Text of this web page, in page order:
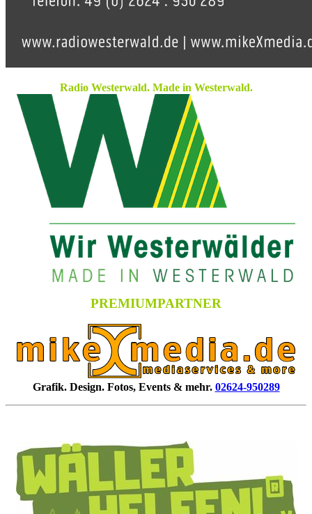
Radio Westerwald. Made in Westerwald.
PREMIUMPARTNER
Grafik. Design. Fotos, Events & mehr. 02624-950289